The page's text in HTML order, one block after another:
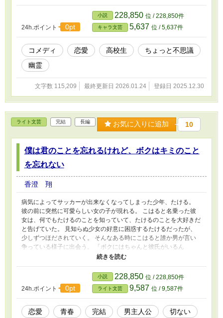
て、あわてて再度3話を投稿したのですが、どう
もそれで見に来てくださった方がいらしたみた
いですね……！ 新規の方ならありがたいのです
が、通知みてきてくださった方には申し訳ない
いく。 優羽と名乗った彼女の正体は？ 彼女が
忘れていた記憶とは？ 彼女に隠された秘密と
は！？ 幼なじみの美朱と、その叔父のおかしな
坊主と共に、謎の術やら変な科学者やらと事件
に巻き込まれながらも、少しずつ彼女の秘密に
迫っていく。 そして最後に彼女の正体を知った
おかしならぶ？コメディです。 イラストは好野
カナミさまに書いていただきました！ 好野さ
ん、ありがとうございました！！
24h.ポイント 0pt
小説 228,850 位 / 228,850件
キャラ文芸 5,637 位 / 5,637件
コメディ 恋愛 高校生
ちょっと不思議
幽霊
文字数 115,209 最終更新日 2026.01.24 登録日 2025.12.30
ライト文芸 完結 長編 お気に入りに追加 10
僕は君のことを忘れるけれど、ボクはキミのこと
を忘れない
香澄 翔
病気によってサッカーが出来なくなってしまった少年、たける。
彼の前に突然に可愛らしい女の子が現れる。 こはると名乗った彼
女は、何でもたけるのことを知っていて、たけるのことを大好きだ
と告げていた。 見知らぬ少女の好意に困惑するたけるだったが、
少しずつほだされていく。 そんなある時にこはると誰か男が言い
争っている様子に出会う。 「ボクにはちゃんと彼氏がいるん
だ！ キミとはつきあえない」 そういう彼女の声に、他に彼氏が
「お前がどれだけあいつの事を好きであろうが、お前の事を全部忘
れてしまうんだろ」 という台詞だった。 彼氏というのは自分のこ
とだったのか。忘れてしまうというのはどういうことなのか。 困
惑したまま、たけるはふらふらとその場を離れていく。 そしてた
けるは。それをきっかけにして、こはるのことを忘れる。忘れてし
24h.ポイント 0pt
小説 228,850 位 / 228,850件
ライト文芸 9,587 位 / 9,587件
恋愛 青春 完結 男主人公 切ない